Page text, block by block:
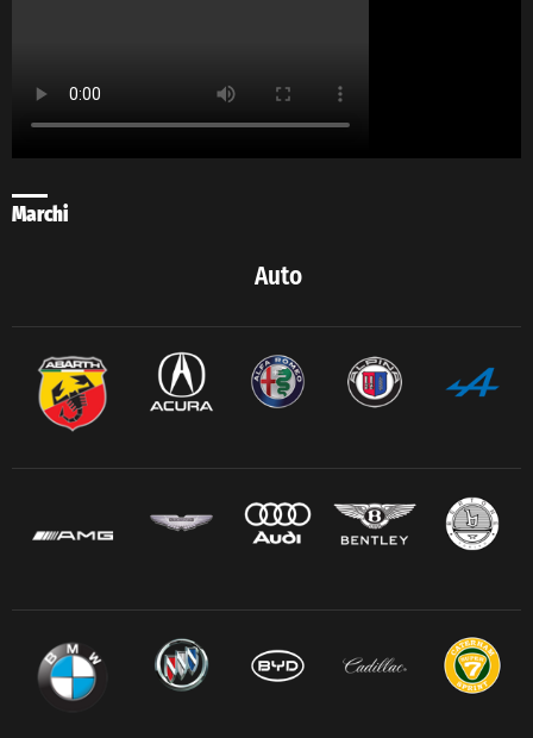
Marchi
Auto